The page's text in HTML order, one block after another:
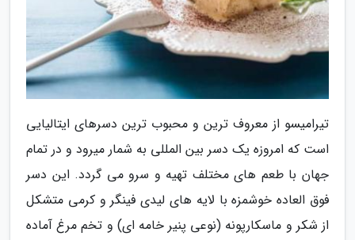
تیرامیسو از معروف ترین و محبوب ترین دسرهای ایتالیایی
است که امروزه یک دسر بین المللی به شمار میرود و در تمام
جهان با طعم های مختلف تهیه و سرو می گردد. این دسر
فوق العاده خوشمزه با لایه های لیدی فینگر و کرمی متشکل
از شکر و ماسکارپونه (نوعی پنیر خامه ای) و تخم مرغ آماده